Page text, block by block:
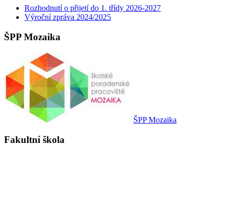
Rozhodnutí o přijetí do 1. třídy 2026-2027
Výroční zpráva 2024/2025
ŠPP Mozaika
ŠPP Mozaika
Fakultní škola